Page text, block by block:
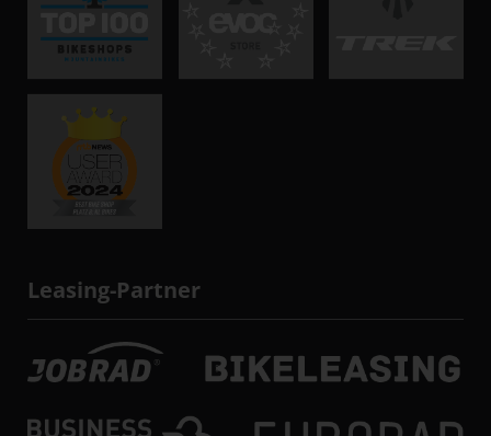
Leasing-Partner